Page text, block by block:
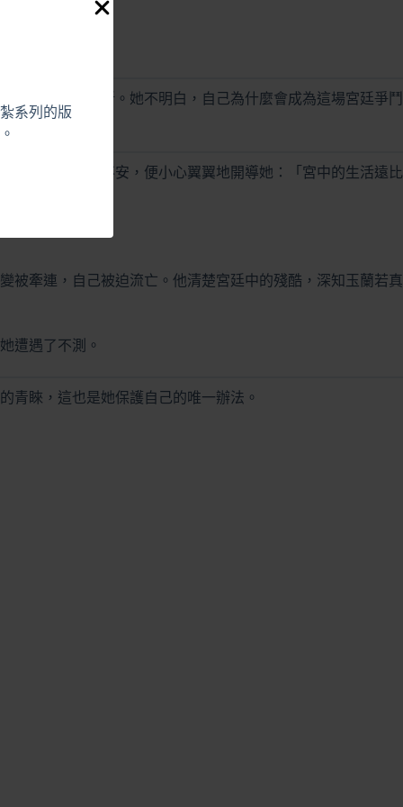
系列的版
感至今依然清晰。她不明白，自己為什麼會成為這場宮廷爭鬥
察覺到玉蘭的不安，便小心翼翼地開導她：「宮中的生活遠比
牽連，自己被迫流亡。他清楚宮廷中的殘酷，深知玉蘭若真
遭遇了不測。
青睞，這也是她保護自己的唯一辦法。